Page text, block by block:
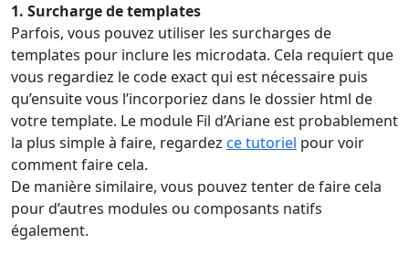
1. Surcharge de templates
Parfois, vous pouvez utiliser les surcharges de
templates pour inclure les microdata. Cela requiert que
vous regardiez le code exact qui est nécessaire puis
qu’ensuite vous l’incorporiez dans le dossier html de
votre template. Le module Fil d’Ariane est probablement
la plus simple à faire, regardez ce tutoriel pour voir
comment faire cela.
De manière similaire, vous pouvez tenter de faire cela
pour d’autres modules ou composants natifs
également.